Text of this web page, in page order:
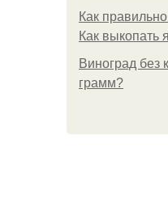
Как
Как выкопать
Виноград без
грамм?